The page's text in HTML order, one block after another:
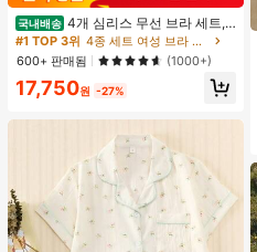
국내배송 4개 심리스 무선 브라 세트,
작은 가슴 보정, 초박형 통기성 아이스
실크 섹시 편안한 백리스 란제리 브라,
조절 가능
#1 TOP 3위
4종 세트 여성 브라 & 브랄렛
600+ 판매됨
(1000+)
17,750원 -27%